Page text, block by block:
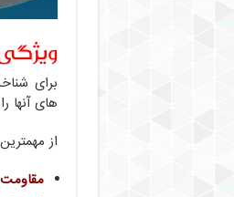
برای
های آنها
از
مقاومت